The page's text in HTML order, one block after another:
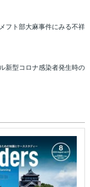
フト部大麻事件にみる不祥
新型コロナ感染者発生時の